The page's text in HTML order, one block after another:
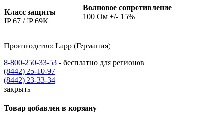
Класс защиты
IP 67 / IP 69K
Волновое сопротивление
100 Ом +/- 15%
Производство: Lapp (Германия)
8-800-250-33-53 - бесплатно для регионов
(8442) 25-10-97
(8442) 23-33-34
закрыть
Товар добавлен в корзину